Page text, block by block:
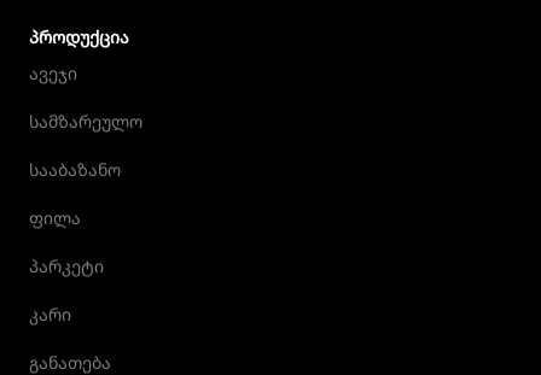
ᲞᲠᲝᲓᲣᲥᲪᲘᲐ
ავეჯი
სამზარეულო
სააბაზანო
ფილა
პარკეტი
კარი
განათება